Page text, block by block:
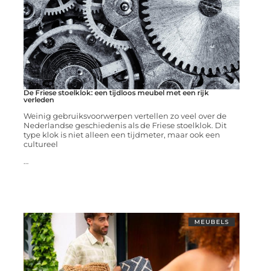
De Friese stoelklok: een tijdloos meubel met een rijk
verleden
Weinig gebruiksvoorwerpen vertellen zo veel over de
Nederlandse geschiedenis als de Friese stoelklok. Dit
type klok is niet alleen een tijdmeter, maar ook een
cultureel
...
MEUBELS